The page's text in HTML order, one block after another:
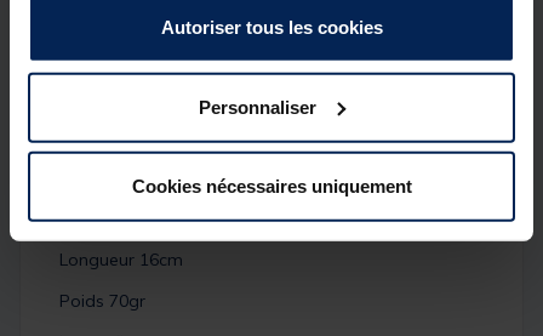
Autoriser tous les cookies
Personnaliser
Cookies nécessaires uniquement
Le Tight-S Deep est un Crank pour la pêche du silure
pouvant nager jusqu'à 5m de profondeur.
Il dispose d'une action un eu serrée mais en même
Il est monté avec 2 hameçons triples fort de fer et
Détails
Longueur 16cm
Poids 70gr